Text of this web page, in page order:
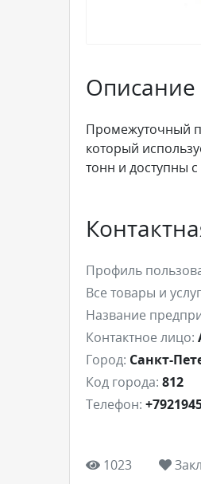
Описание
Промежуточный
который
тонн и доступны
Профиль
Все товары и
Название
Контактное лицо:
Город: Санкт-
Код города: 812
Телефон:
1023